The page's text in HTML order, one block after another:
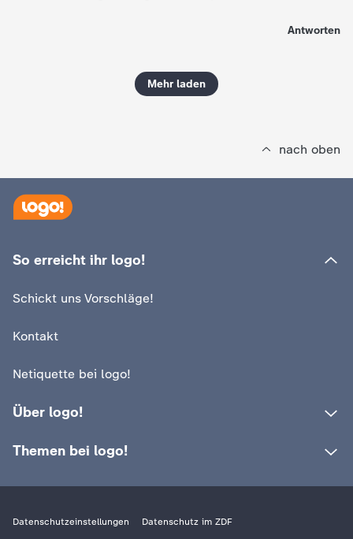
Antworten
Mehr laden
nach oben
So erreicht ihr logo!
Schickt uns Vorschläge!
Kontakt
Netiquette bei logo!
Über logo!
Themen bei logo!
Datenschutzeinstellungen Datenschutz im ZDF